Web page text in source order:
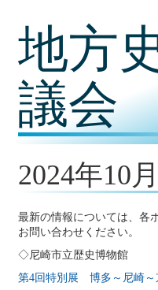
地方
議会
2024年10
最新の情報については、各
お問い合わせください。
◇尼崎市立歴史博物館
第4回特別展 博多～尼崎～